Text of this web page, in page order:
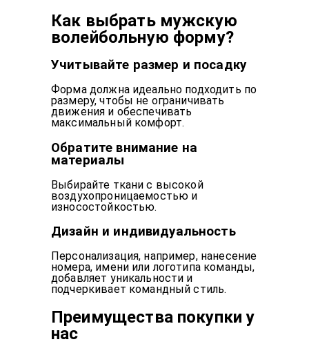
Как выбрать мужскую
волейбольную форму?
Учитывайте размер и посадку
Форма должна идеально подходить по
размеру, чтобы не ограничивать
движения и обеспечивать
максимальный комфорт.
Обратите внимание на
материалы
Выбирайте ткани с высокой
воздухопроницаемостью и
износостойкостью.
Дизайн и индивидуальность
Персонализация, например, нанесение
номера, имени или логотипа команды,
добавляет уникальности и
подчеркивает командный стиль.
Преимущества покупки у
нас